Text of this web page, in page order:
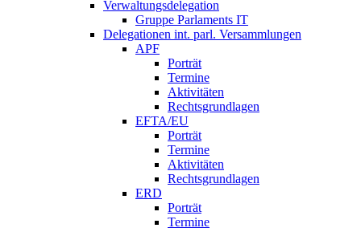
Verwaltungsdelegation
Gruppe Parlaments IT
Delegationen int. parl. Versammlungen
APF
Porträt
Termine
Aktivitäten
Rechtsgrundlagen
EFTA/EU
Porträt
Termine
Aktivitäten
Rechtsgrundlagen
ERD
Porträt
Termine